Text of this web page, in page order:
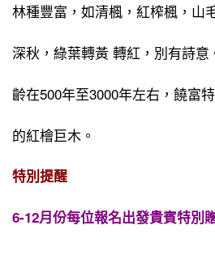
林種豐富，如清楓，紅榨楓，山
深秋，綠葉轉黃 轉紅，別有詩
齡在500年至3000年左右，饒富
的紅檜巨木。
特別提醒
6-12月份每位報名出發貴賓特別